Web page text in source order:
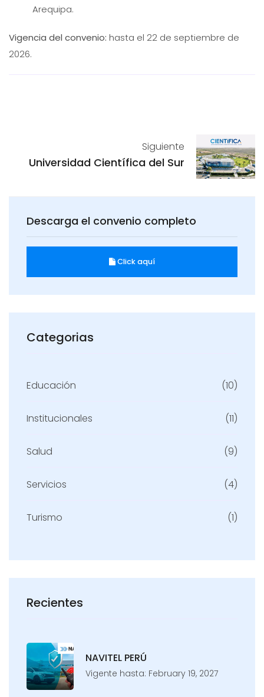
Arequipa.
Vigencia del convenio: hasta el 22 de septiembre de
2026.
Siguiente
Universidad Científica del Sur
Descarga el convenio completo
Click aquí
Categorias
Educación (10)
Institucionales (11)
Salud (9)
Servicios (4)
Turismo (1)
Recientes
NAVITEL PERÚ
Vigente hasta: February 19, 2027